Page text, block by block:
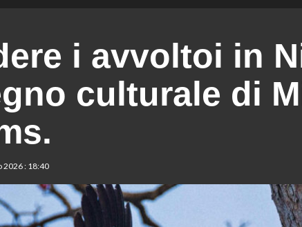
i avvoltoi in
culturale di
2026 : 18:40